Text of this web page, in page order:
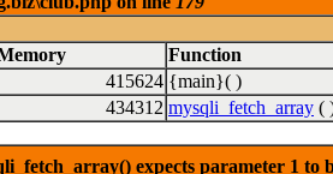
Function
415624 {main}( )
434312 mysqli_fetch_array (
expects parameter 1 to